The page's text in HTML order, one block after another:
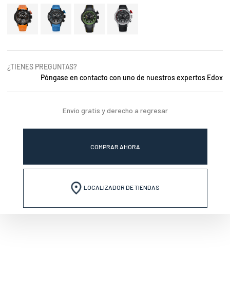
¿TIENES PREGUNTAS?
Póngase en contacto con uno de nuestros expertos Edox
Envío gratis y derecho a regresar
COMPRAR AHORA
LOCALIZADOR DE TIENDAS